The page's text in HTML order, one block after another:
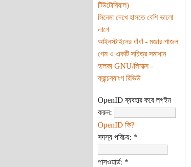
টিউটোরিয়াল)
সিনেমা দেখে হাসতে বেশি ভালো
লাগে
আইনস্টাইনের ধাঁধাঁ - মজার পাজল
গেম ও একটি সচিত্র সমাধান
হালকা GNU/লিনাক্স -
ক্রান্চব্যাংগ রিভিউ
OpenID ব্যবহার করে লগইন
করুন:
OpenID কি?
সদস্য পরিচয়: *
পাসওয়ার্ড: *